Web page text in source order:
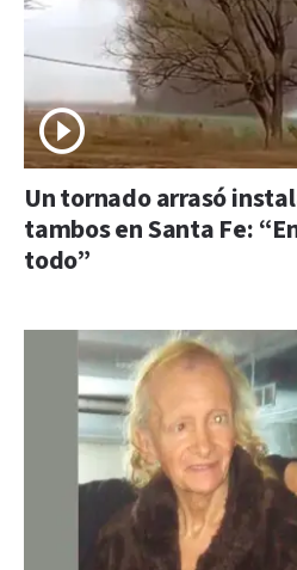
Un tornado arrasó
tambos en Santa Fe:
todo”